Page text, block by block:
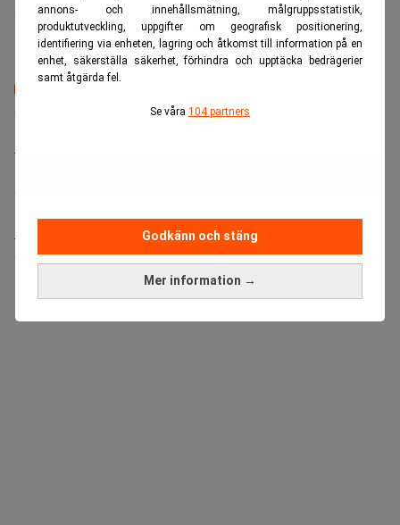
annons- och innehållsmätning, målgruppsstatistik,
produktutveckling, uppgifter om geografisk positionering,
identifiering via enheten, lagring och åtkomst till information på en
enhet, säkerställa säkerhet, förhindra och upptäcka bedrägerier
samt åtgärda fel.
Se våra 104 partners
Mer information →
Godkänn och stäng
Marlene Sellebraten
Senaste lediga jobben
Sista ansökningsdag:
Medarbetare inom Intern styrning och kontroll till Alecta
Sista ansökningsdag:13/06/2026